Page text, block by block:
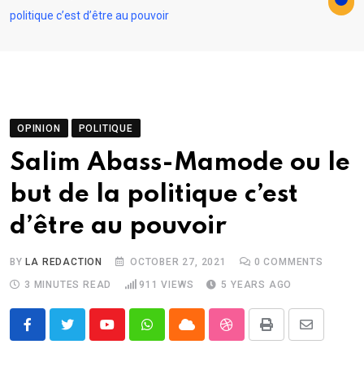
politique c’est d’être au pouvoir
OPINION POLITIQUE
Salim Abass-Mamode ou le
but de la politique c’est
d’être au pouvoir
BYLA REDACTION OCTOBER 27, 2021 0 COMMENTS
3 MINUTES READ
911 VIEWS 5 YEARS AGO
YoutubeWhatsappCloud StumbleUpon
Print
Share